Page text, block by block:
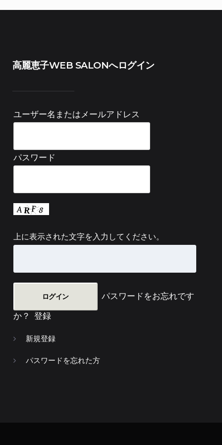
高麗恵子WEB SALONへログイン
ユーザー名またはメールアドレス
パスワード
上に表示された文字を入力してください。
パスワードをお忘れです
か？ 登録
新規登録
パスワードを忘れた方